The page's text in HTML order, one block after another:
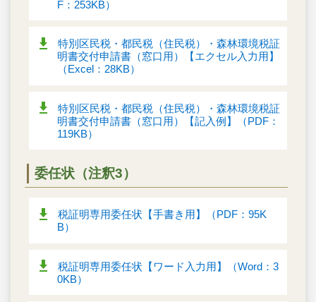
F：253KB）
特別区民税・都民税（住民税）・森林環境税証
明書交付申請書（窓口用）【エクセル入力用】
（Excel：28KB）
特別区民税・都民税（住民税）・森林環境税証
明書交付申請書（窓口用）【記入例】（PDF：
119KB）
委任状（注釈3）
税証明専用委任状【手書き用】（PDF：95K
B）
税証明専用委任状【ワード入力用】（Word：3
0KB）